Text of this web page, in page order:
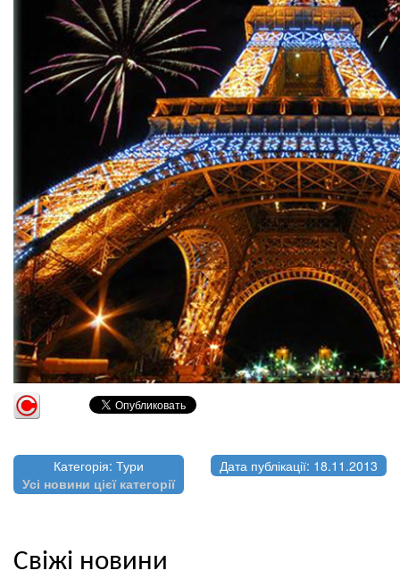
Категорія: Тури
Усі новини цієї категорії
Дата публікації: 18.11.2013
Свіжі новини